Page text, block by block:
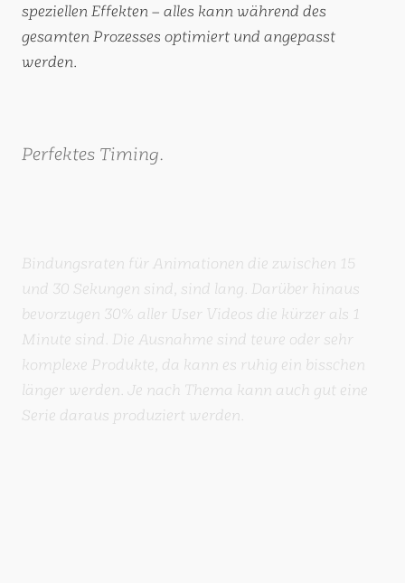
werden.
Perfektes Timing.
bevorzugen 30% aller User Videos die kürzer als 1
Serie daraus produziert werden.
Kostenersparnis.
CGI-Visualisierungen sind kostengünstiger als
klassische Fotografie oder aufwendige
Filmproduktionen. Insbesondere für
Produktvarianten oder Änderungen sparen Sie